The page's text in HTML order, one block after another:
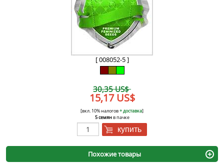
[ 008052-5 ]
30,35 US$
15,17 US$
[вкл. 10% налогов+ доставка]
5 семянв пачке
купить
Похожие товары